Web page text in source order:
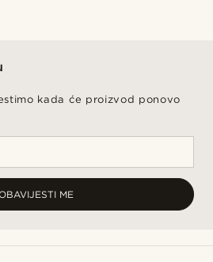
kada će proizvod ponovo
ME